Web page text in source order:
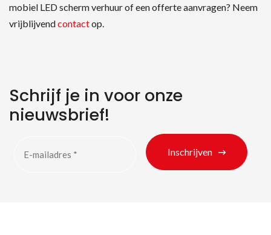
mobiel LED scherm verhuur of een offerte aanvragen? Neem
vrijblijvendcontactop.
Schrijf je in voor onze
nieuwsbrief!
Inschrijven